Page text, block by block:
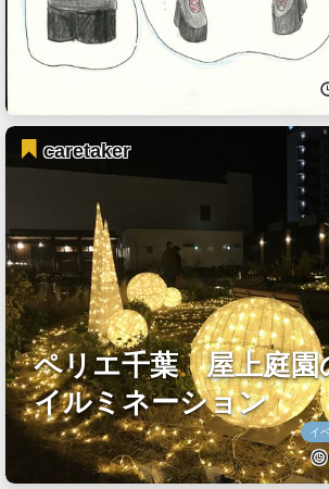
caretaker
ペリエ千葉 屋上庭園
イルミネーション
イ